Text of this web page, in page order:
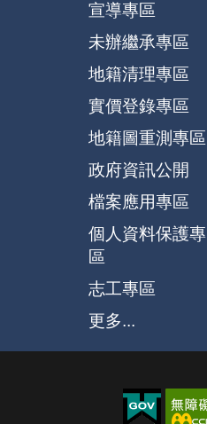
宣導專區
未辦繼承專區
地籍清理專區
實價登錄專區
地籍圖重測專區
政府資訊公開
檔案應用專區
個人資料保護專
區
志工專區
更多...